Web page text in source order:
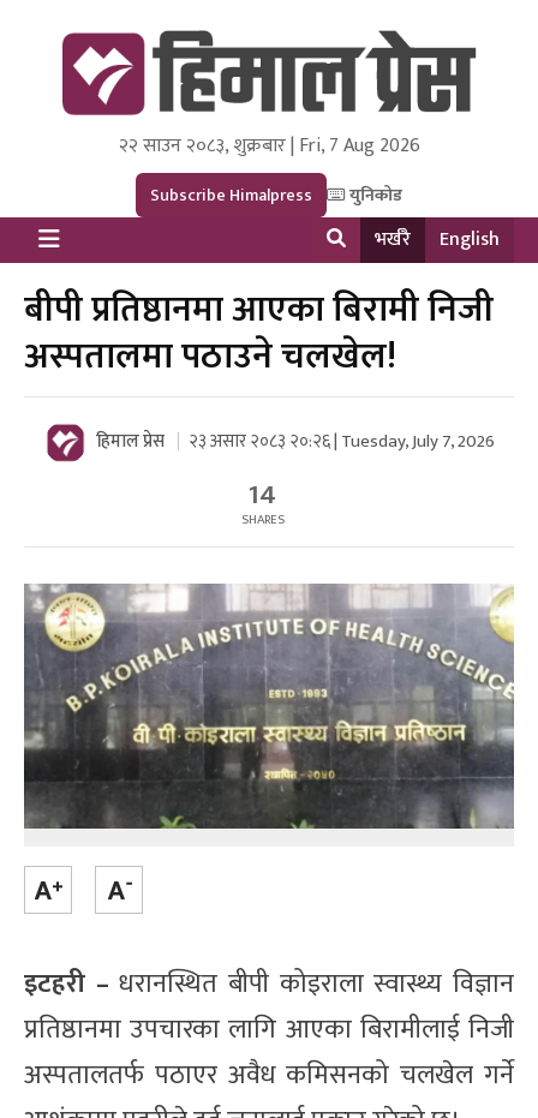
Himal Press
Dot NewsyNepal Media and Research Pvt Ltd.
२२ साउन २०८३, शुक्रबार | Fri, 7 Aug 2026
Subscribe Himalpress युनिकोड
भर्खरै English
बीपी प्रतिष्ठानमा आएका बिरामी निजी
अस्पतालमा पठाउने चलखेल!
हिमाल प्रेस २३ असार २०८३ २०:२६ | Tuesday, July 7, 2026
14
SHARES
इटहरी –धरानस्थित बीपी कोइराला स्वास्थ्य विज्ञान
प्रतिष्ठानमा उपचारका लागि आएका बिरामीलाई निजी
अस्पतालतर्फ पठाएर अवैध कमिसनको चलखेल गर्ने